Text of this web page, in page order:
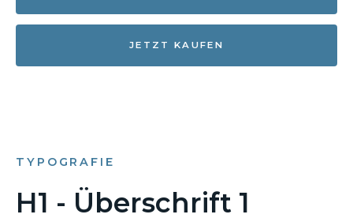
JETZT KAUFEN
TYPOGRAFIE
H1 - Überschrift 1